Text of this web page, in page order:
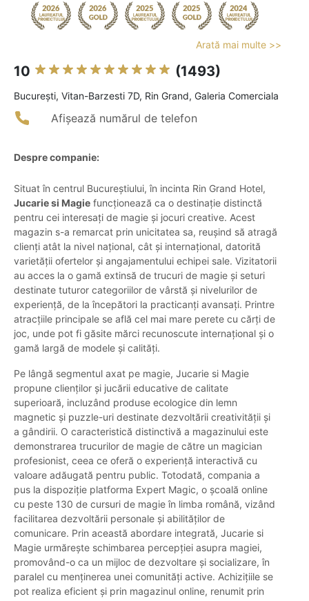
Arată mai multe >>
10 (1493)
Bucureşti, Vitan-Barzesti 7D, Rin Grand, Galeria Comerciala
Afișează numărul de telefon
Despre companie:
Situat în centrul Bucureștiului, în incinta Rin Grand Hotel,
Jucarie si Magie funcționează ca o destinație distinctă
pentru cei interesați de magie și jocuri creative. Acest
magazin s-a remarcat prin unicitatea sa, reușind să atragă
clienți atât la nivel național, cât și internațional, datorită
varietății ofertelor și angajamentului echipei sale. Vizitatorii
au acces la o gamă extinsă de trucuri de magie și seturi
destinate tuturor categoriilor de vârstă și nivelurilor de
experiență, de la începători la practicanți avansați. Printre
atracțiile principale se află cel mai mare perete cu cărți de
joc, unde pot fi găsite mărci recunoscute internațional și o
gamă largă de modele și calități.
Pe lângă segmentul axat pe magie, Jucarie si Magie
propune clienților și jucării educative de calitate
superioară, incluzând produse ecologice din lemn
magnetic și puzzle-uri destinate dezvoltării creativității și
a gândirii. O caracteristică distinctivă a magazinului este
demonstrarea trucurilor de magie de către un magician
profesionist, ceea ce oferă o experiență interactivă cu
valoare adăugată pentru public. Totodată, compania a
pus la dispoziție platforma Expert Magic, o școală online
cu peste 130 de cursuri de magie în limba română, vizând
facilitarea dezvoltării personale și abilităților de
comunicare. Prin această abordare integrată, Jucarie si
Magie urmărește schimbarea percepției asupra magiei,
promovând-o ca un mijloc de dezvoltare și socializare, în
paralel cu menținerea unei comunități active. Achizițiile se
pot realiza eficient și prin magazinul online, renumit prin